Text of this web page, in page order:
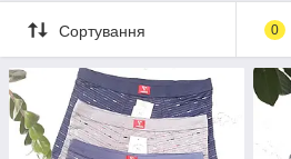
Сортування 0